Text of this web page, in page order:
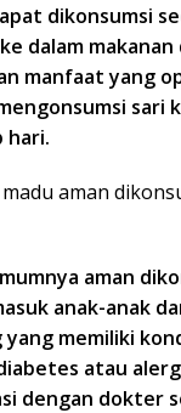
dikonsumsi
dalam makanan
manfaat yang
sari
hari.
aman
aman
anak-anak
yang memiliki
atau
dengan dokter